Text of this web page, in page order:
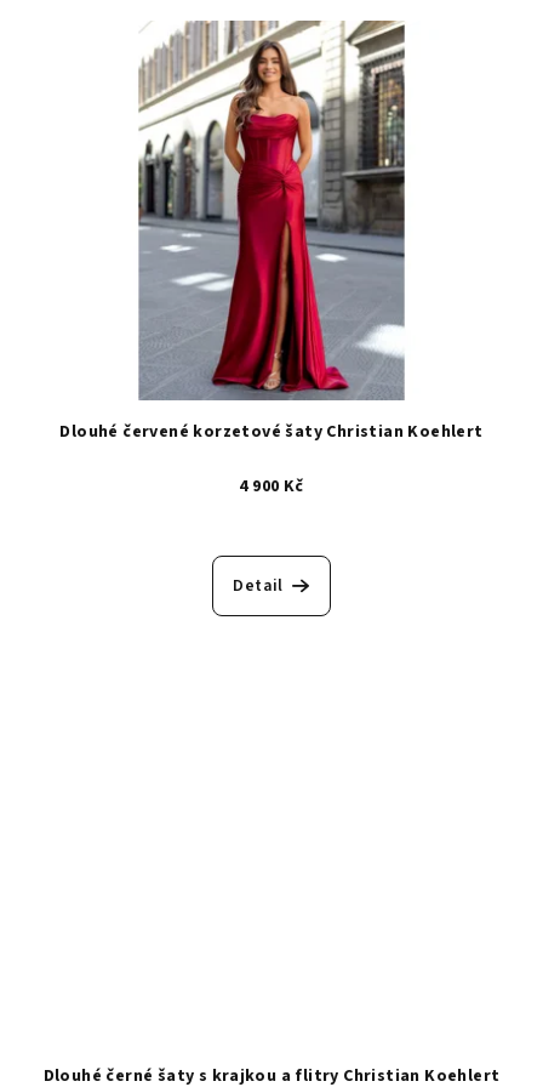
Dlouhé červené korzetové šaty Christian Koehlert
4 900 Kč
Detail
Dlouhé černé šaty s krajkou a flitry Christian Koehlert